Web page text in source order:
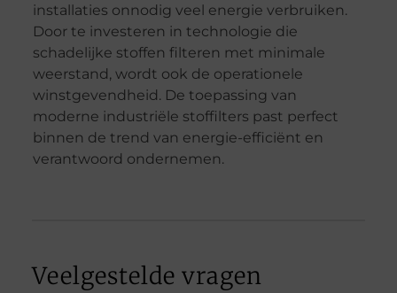
installaties onnodig veel energie verbruiken.
Door te investeren in technologie die
schadelijke stoffen filteren met minimale
weerstand, wordt ook de operationele
winstgevendheid. De toepassing van
moderne industriële stoffilters past perfect
binnen de trend van energie-efficiënt en
verantwoord ondernemen.
Veelgestelde vragen